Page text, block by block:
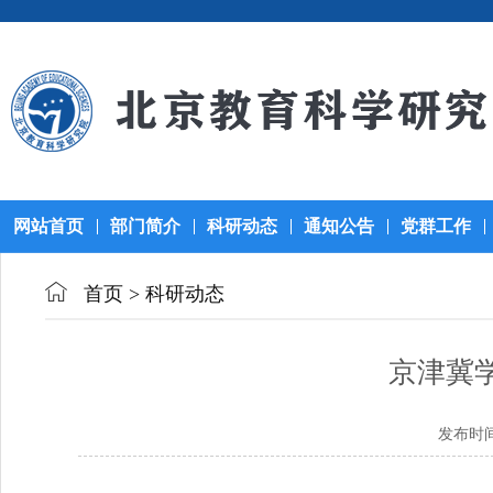
网站首页 部门简介 科研动态 通知公告 党群工作
首页 > 科研动态
京津冀
发布时